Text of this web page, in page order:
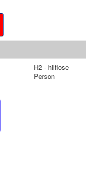
H2 - hilflose
Person